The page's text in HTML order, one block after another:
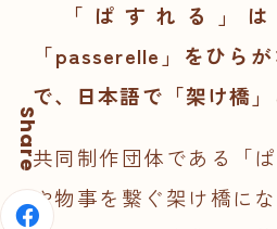
Share
「ぱすれる」
「passerelle」をひら
で、日本語で「架け橋」
共同制作団体である「
や物事を繋ぐ架け橋に